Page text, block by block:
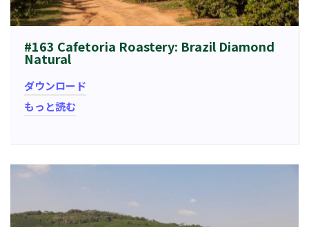
#163 Cafetoria Roastery: Brazil Diamond
Natural
ダウンロード
もっと読む